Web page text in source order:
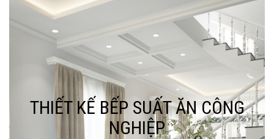
THIẾT KẾ BẾP SUẤT ĂN CÔNG
NGHIỆP